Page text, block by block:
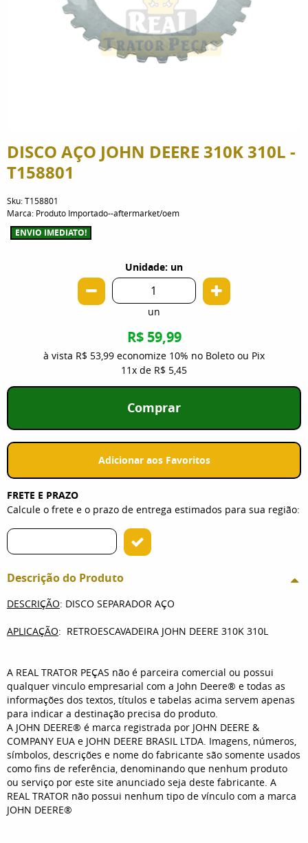
DISCO AÇO JOHN DEERE 310K 310L -
T158801
Sku:T158801
Marca: Produto Importado--aftermarket/oem
ENVIO IMEDIATO!
Unidade: un
un
R$ 59,99
à vista R$ 53,99 economize 10% no Boleto ou Pix
11x de R$ 5,45
Comprar
Adicionar aos Favoritos
FRETE E PRAZO
Calcule o frete e o prazo de entrega estimados para sua região:
Descrição do Produto
DESCRIÇÃO: DISCO SEPARADOR AÇO
APLICAÇÃO: RETROESCAVADEIRA JOHN DEERE 310K 310L
A REAL TRATOR PEÇAS não é parceira comercial ou possui
qualquer vinculo empresarial com a John Deere® e todas as
informações dos textos, títulos e tabelas acima servem apenas
para indicar a destinação precisa do produto.
A JOHN DEERE® é marca registrada por JOHN DEERE &
COMPANY EUA e JOHN DEERE BRASIL LTDA. Imagens, números,
símbolos, descrições e nome do fabricante são somente usados
como fins de referência, denominando que nenhum produto
ou serviço por este site anunciado seja deste fabricante. A
REAL TRATOR não possui nenhum tipo de vínculo com a marca
JOHN DEERE®